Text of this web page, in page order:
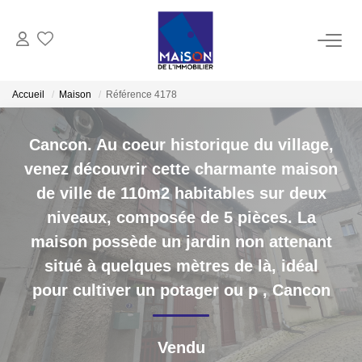
GESTION
ESTIMATION
Estimer Vendre
Estimation En Ligne Gratuite
Biens Vendus
Accueil Maison Référence 4178
Cancon. Au coeur historique du village,
venez découvrir cette charmante maison
de ville de 110m2 habitables sur deux
niveaux, composée de 5 pièces. La
maison possède un jardin non attenant
situé à quelques mètres de là, idéal
pour cultiver un potager ou p,Cancon
Vendu